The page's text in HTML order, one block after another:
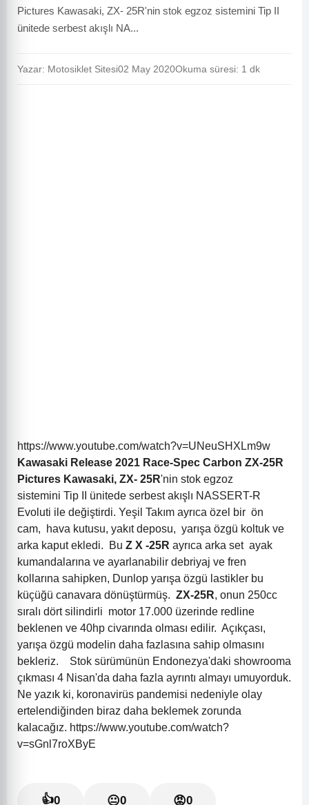
Pictures Kawasaki, ZX- 25R'nin stok egzoz sistemini Tip II
ünitede serbest akışlı NA...
Yazar: Motosiklet Sitesi02 May 2020Okuma süresi: 1 dk
https://www.youtube.com/watch?v=UNeuSHXLm9w
Kawasaki Release 2021 Race-Spec Carbon ZX-25R
Pictures Kawasaki, ZX- 25R'nin stok egzoz
sistemini Tip II ünitede serbest akışlı NASSERT-R
Evoluti ile değiştirdi. Yeşil Takım ayrıca özel bir ön
cam,
hava kutusu, yakıt deposu, yarışa özgü koltuk ve
arka kaput ekledi.
Bu Z X -25R ayrıca arka set ayak
kumandalarına ve ayarlanabilir debriyaj ve fren
kollarına sahipken, Dunlop yarışa özgü lastikler bu
küçüğü canavara dönüştürmüş. ZX-25R, onun 250cc
sıralı dört silindirli motor 17.000 üzerinde redline
beklenen ve 40hp civarında olması edilir. Açıkçası,
yarışa özgü modelin daha fazlasına sahip olmasını
bekleriz.
Stok sürümünün Endonezya'daki showrooma
çıkması 4 Nisan'da daha fazla ayrıntı almayı umuyorduk.
Ne yazık ki, koronavirüs pandemisi nedeniyle olay
ertelendiğinden biraz daha beklemek zorunda
kalacağız. https://www.youtube.com/watch?
v=sGnl7roXByE
👍0 😐0 😡0